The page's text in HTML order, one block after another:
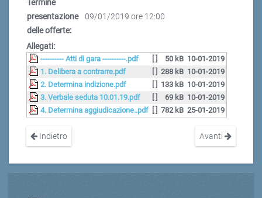
Termine
presentazione
delle offerte:
09/01/2019 ore 12:00
Allegati:
---------- Atti di gara ----------.pdf 50 kB 10-01-2019
1. Delibera a contrarre.pdf
288 kB 10-01-2019
2. Determina indizione.pdf
133 kB 10-01-2019
3. Verbale seduta 10.01.19.pdf
69 kB 10-01-2019
4. Determina aggiudicazione..pdf
782 kB 25-01-2019
Indietro Avanti